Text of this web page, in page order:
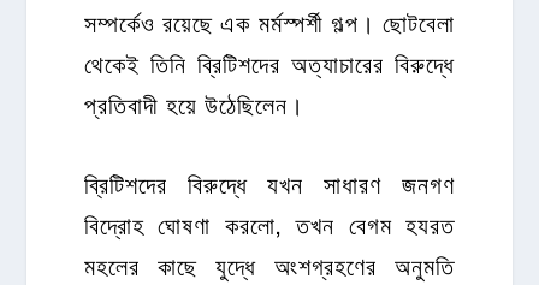
সম্পর্কেও রয়েছে এক মর্মস্পর্শী গল্প। ছোটবেলা
থেকেই তিনি ব্রিটিশদের অত্যাচারের বিরুদ্ধে
প্রতিবাদী হয়ে উঠেছিলেন।
ব্রিটিশদের বিরুদ্ধে যখন সাধারণ জনগণ
বিদ্রোহ ঘোষণা করলো, তখন বেগম হযরত
মহলের কাছে যুদ্ধে অংশগ্রহণের অনুমতি